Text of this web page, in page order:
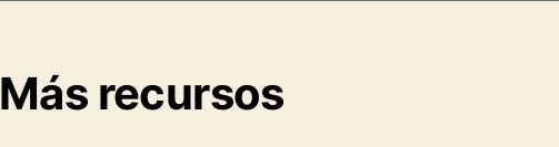
Más recursos